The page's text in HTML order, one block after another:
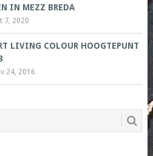
IN MEZZ BREDA
7, 2020
LIVING COLOUR HOOGTEPUNT
24, 2016